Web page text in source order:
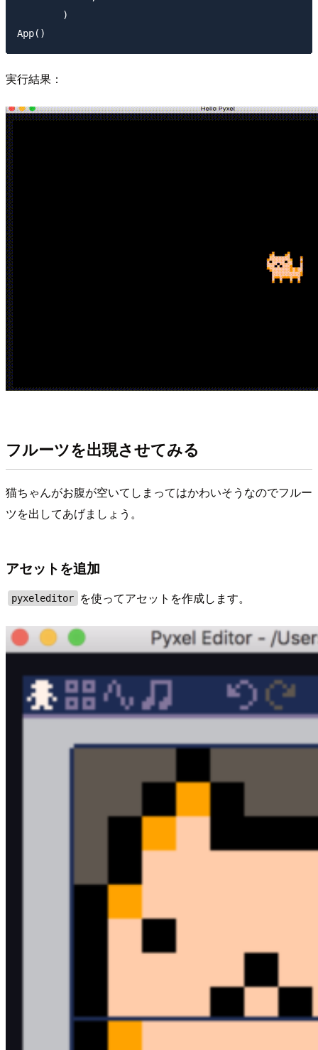
        )
実行結果：
フルーツを出現させてみる
猫ちゃんがお腹が空いてしまってはかわいそうなのでフルー
ツを出してあげましょう。
アセットを追加
pyxeleditor を使ってアセットを作成します。